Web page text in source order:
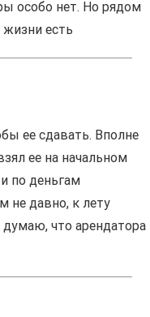
особо нет. Но рядом
есть
ее сдавать. Вполне
ее на начальном
по деньгам
не давно, к лету
что арендатора